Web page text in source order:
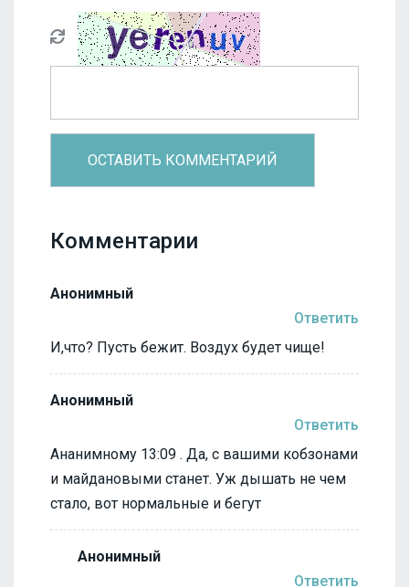
Комментарии
Анонимный
Ответить
И,что? Пусть бежит. Воздух будет чище!
Анонимный
Ответить
Ананимному 13:09 . Да, с вашими кобзонами
и майдановыми станет. Уж дышать не чем
стало, вот нормальные и бегут
Анонимный
Ответить